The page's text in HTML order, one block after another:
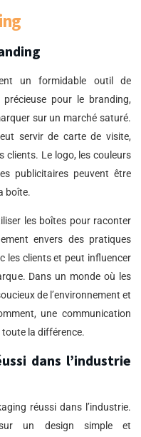
un formidable outil de
pour le branding,
sur un marché saturé.
servir de carte de visite,
clients. Le logo, les couleurs
publicitaires peuvent être
boîte.
les boîtes pour raconter
envers des pratiques
les clients et peut influencer
Dans un monde où les
de l’environnement et
une communication
la différence.
dans l’industrie
réussi dans l’industrie.
sur un design simple et